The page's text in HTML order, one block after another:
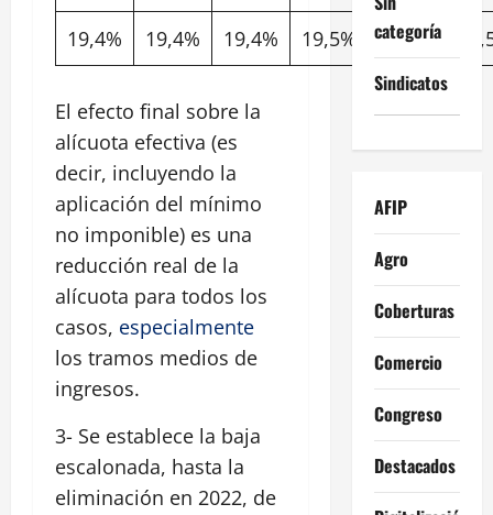
19,4% 19,4% 19,4% 19,5% 19,5%
El efecto final sobre la
alícuota efectiva (es
decir, incluyendo la
aplicación del mínimo
no imponible) es una
reducción real de la
alícuota para todos los
casos, especialmente
los tramos medios de
ingresos.
3- Se establece la baja
escalonada, hasta la
eliminación en 2022, de
categoría
Sindicatos
AFIP
Agro
Coberturas
Comercio
Congreso
Destacados